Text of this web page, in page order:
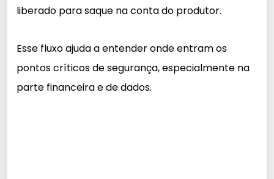
liberado para saque na conta do produtor.
Esse fluxo ajuda a entender onde entram os
pontos críticos de segurança, especialmente na
parte financeira e de dados.